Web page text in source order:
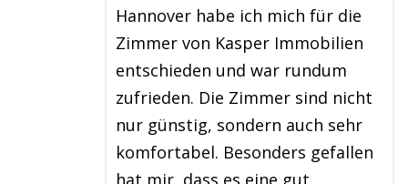
Hannover habe ich mich für die
Zimmer von Kasper Immobilien
entschieden und war rundum
zufrieden. Die Zimmer sind nicht
nur günstig, sondern auch sehr
komfortabel. Besonders gefallen
hat mir, dass es eine gut